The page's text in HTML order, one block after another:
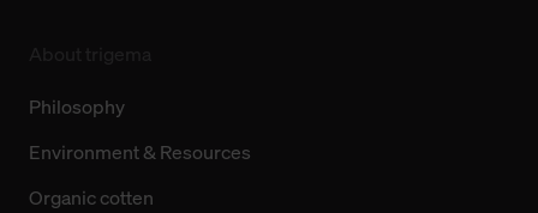
Philosophy
Environment & Resources
Organic cotten